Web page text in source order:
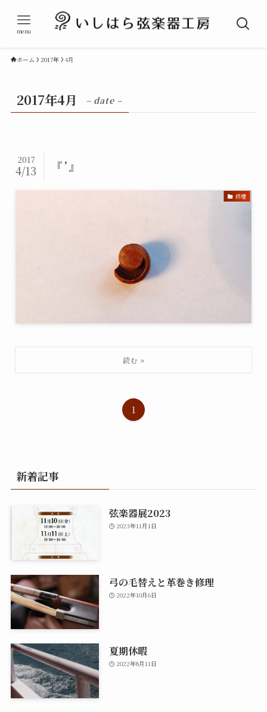
menu
ホーム 2017年 4月
2017年4月 – date –
『 ’ 』
2017
4/13
修理
1
新着記事
弦楽器展2023
2023年11月1日
弓の毛替えと革巻き修理
2022年10月6日
夏期休暇
2022年8月11日